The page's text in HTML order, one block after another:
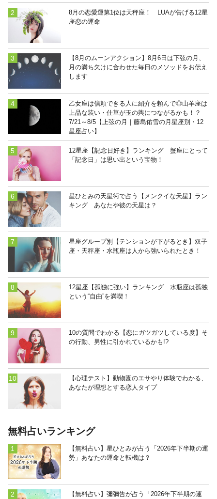
8月の恋愛運第1位は天秤座！ LUAが告げる12星
座恋の運命
【8月のムーンアクション】8月6日は下弦の月、
月の満ち欠けに合わせた毎日のメソッドをお伝え
します
乙女座は信頼できる人に紹介を頼んで◎山羊座は
上品な装い・仕草が玉の輿につながるかも！？
7/21～8/5【上弦の月｜藤島佑雪の月星座別・12
星座占い】
12星座【記念日好き】ランキング 蟹座にとって
「記念日」は思い出という宝物！
星ひとみの天星術で占う【メンクイな天星】ラン
キング あなたや彼の天星は？
星座グループ別【テンションが下がるとき】双子
座・天秤座・水瓶座は人から強いられたとき！
12星座【孤独に強い】ランキング 水瓶座は孤独
という“自由”を満喫！
10の質問でわかる【恋にガツガツしている度】そ
の行動、男性に引かれているかも!?
【心理テスト】動物園のエサやり体験でわかる、
あなたが理想とする恋人タイプ
無料占いランキング
【無料占い】星ひとみが占う「2026年下半期の運
勢」あなたの運命と転機は？
【無料占い】彌彌告が占う「2026年下半期の運